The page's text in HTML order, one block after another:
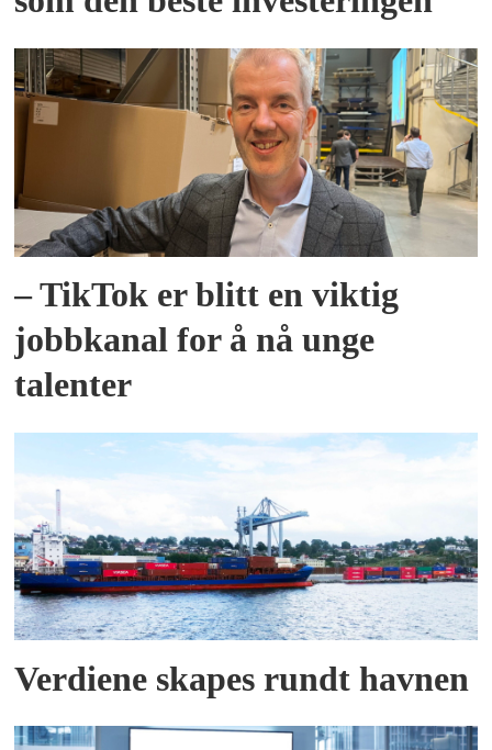
– TikTok er blitt en viktig
jobbkanal for å nå unge
talenter
Verdiene skapes rundt havnen